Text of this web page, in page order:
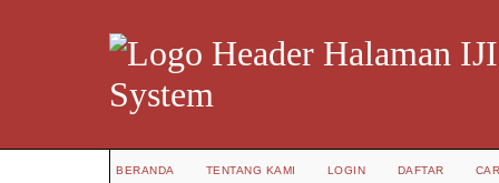
System
BERANDA TENTANG KAMI LOGIN DAFTAR